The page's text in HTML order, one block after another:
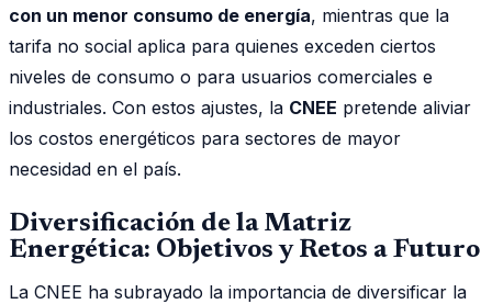
con un menor consumo de energía, mientras que la
tarifa no social aplica para quienes exceden ciertos
niveles de consumo o para usuarios comerciales e
industriales. Con estos ajustes, la CNEE pretende aliviar
los costos energéticos para sectores de mayor
necesidad en el país.
Diversificación de la Matriz
Energética: Objetivos y Retos a Futuro
La CNEE ha subrayado la importancia de diversificar la